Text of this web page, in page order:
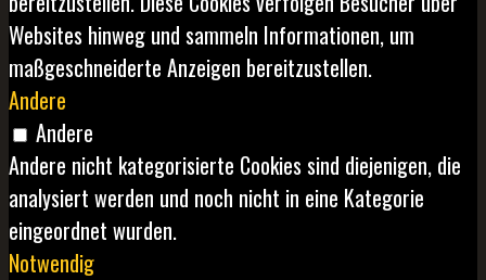
Websites hinweg und sammeln Informationen, um
maßgeschneiderte Anzeigen bereitzustellen.
Andere
Andere
Andere nicht kategorisierte Cookies sind diejenigen, die
analysiert werden und noch nicht in eine Kategorie
eingeordnet wurden.
Notwendig